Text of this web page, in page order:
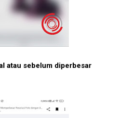
atau sebelum diperbesar